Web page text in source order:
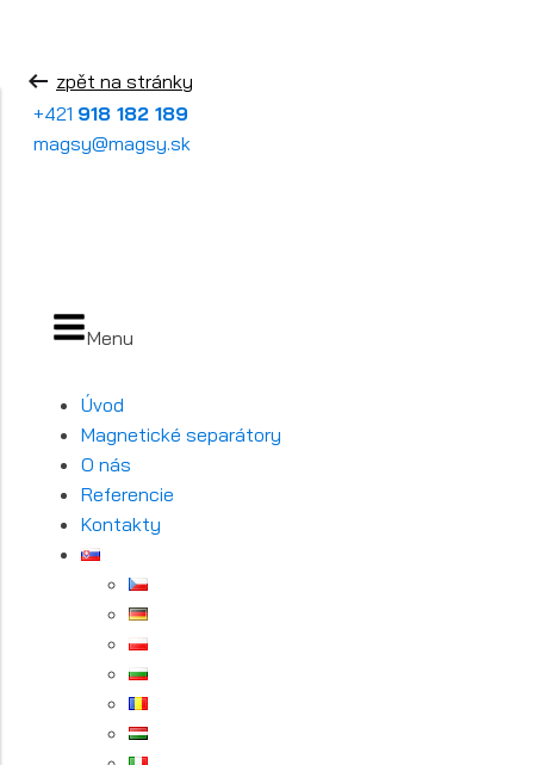
+421 918 182 189
magsy@magsy.sk
Menu
Úvod
Magnetické separátory
O nás
Referencie
Kontakty
zpět na stránky